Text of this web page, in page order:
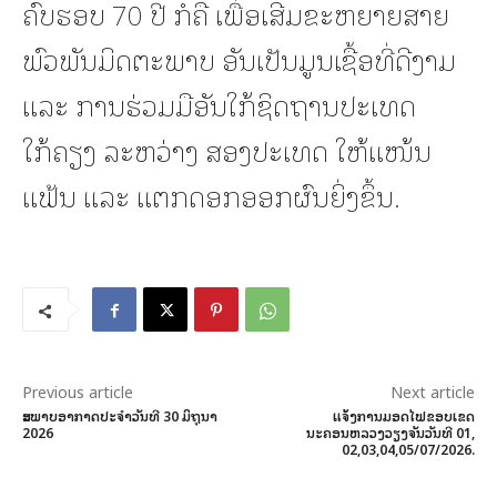
ຄົບຮອບ 70 ປີ ກໍຄື ເພື່ອເສີມຂະຫຍາຍສາຍ
ພົວພັນມິດຕະພາບ ອັນເປັນມູນເຊື້ອທີ່ດີງາມ
ແລະ ການຮ່ວມມືອັນໃກ້ຊິດຖານປະເທດ
ໃກ້ຄຽງ ລະຫວ່າງ ສອງປະເທດ ໃຫ້ແໜ້ນ
ແຟ້ນ ແລະ ແຕກດອກອອກຜົນຍິ່ງຂຶ້ນ.
Previous article
ສະພາບອາກາດປະຈໍາວັນທີ 30 ມິຖຸນາ
2026
Next article
ແຈ້ງການມອດໄຟຂອບເຂດ
ນະຄອນຫລວງວຽງຈັນວັນທີ 01,
02,03,04,05/07/2026.